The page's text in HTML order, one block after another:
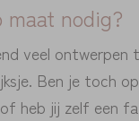
nodig?
veel ontwerpen
Ben je toch
heb jij zelf een